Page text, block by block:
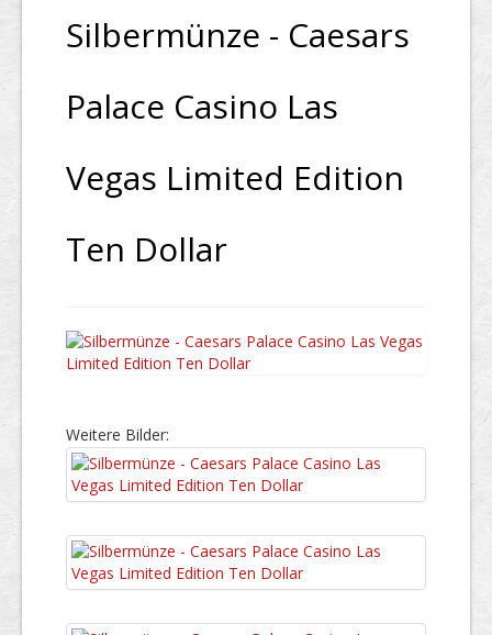
Silbermünze - Caesars
Palace Casino Las
Vegas Limited Edition
Ten Dollar
Weitere Bilder: